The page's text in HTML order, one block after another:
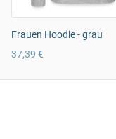
Frauen Hoodie - grau
37,39 €